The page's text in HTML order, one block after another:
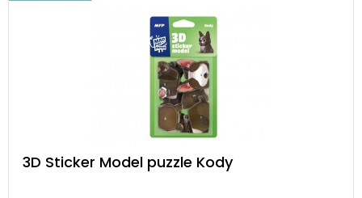
3D Sticker Model puzzle Kody